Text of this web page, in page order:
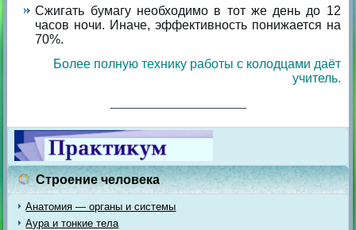
Сжигать бумагу необходимо в тот же день до 12
часов ночи. Иначе, эффективность понижается на
70%.
Более полную технику работы с колодцами даёт
учитель.
Строение человека
Анатомия — органы и системы
Аура и тонкие тела